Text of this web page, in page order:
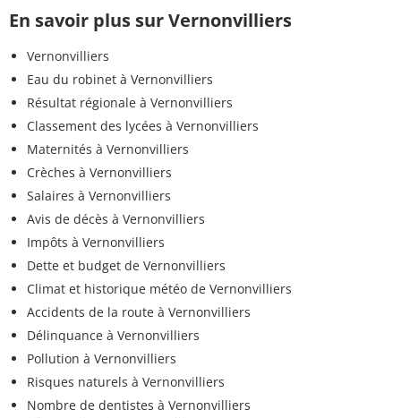
En savoir plus sur Vernonvilliers
Vernonvilliers
Eau du robinet à Vernonvilliers
Résultat régionale à Vernonvilliers
Classement des lycées à Vernonvilliers
Maternités à Vernonvilliers
Crèches à Vernonvilliers
Salaires à Vernonvilliers
Avis de décès à Vernonvilliers
Impôts à Vernonvilliers
Dette et budget de Vernonvilliers
Climat et historique météo de Vernonvilliers
Accidents de la route à Vernonvilliers
Délinquance à Vernonvilliers
Pollution à Vernonvilliers
Risques naturels à Vernonvilliers
Nombre de dentistes à Vernonvilliers